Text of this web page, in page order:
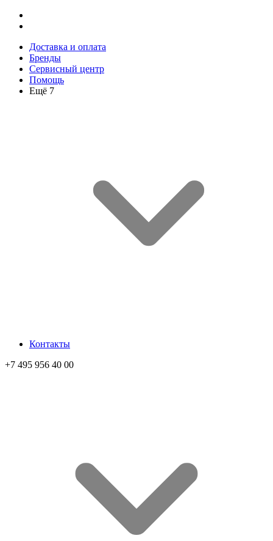
Доставка и оплата
Бренды
Сервисный центр
Помощь
Ещё 7
Контакты
+7 495 956 40 00